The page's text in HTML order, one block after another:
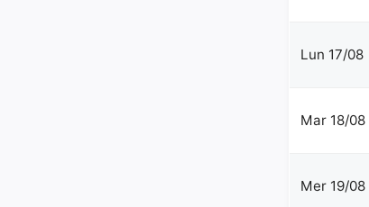
Lun 17/08
Mar 18/08
Mer 19/08